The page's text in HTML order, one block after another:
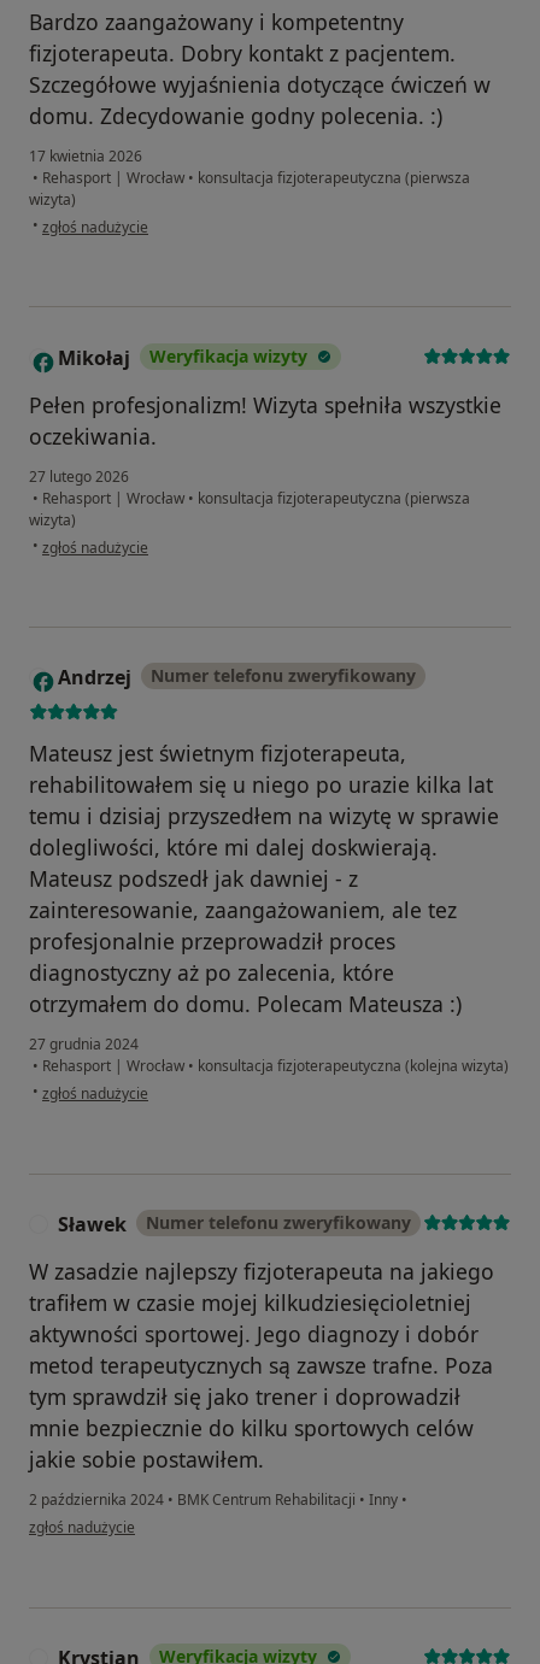
Bardzo zaangażowany i kompetentny
fizjoterapeuta. Dobry kontakt z pacjentem.
Szczegółowe wyjaśnienia dotyczące ćwiczeń w
domu. Zdecydowanie godny polecenia. :)
17 kwietnia 2026
• Rehasport | Wrocław • konsultacja fizjoterapeutyczna (pierwsza
wizyta)
• w opinii użytkownika Paulina
zgłoś nadużycie
M Mikołaj Weryfikacja wizyty
Pełen profesjonalizm! Wizyta spełniła wszystkie
oczekiwania.
27 lutego 2026
• Rehasport | Wrocław • konsultacja fizjoterapeutyczna (pierwsza
wizyta)
• w opinii użytkownika Mikołaj
zgłoś nadużycie
A Andrzej Numer telefonu zweryfikowany
Mateusz jest świetnym fizjoterapeuta,
rehabilitowałem się u niego po urazie kilka lat
temu i dzisiaj przyszedłem na wizytę w sprawie
dolegliwości, które mi dalej doskwierają.
Mateusz podszedł jak dawniej - z
zainteresowanie, zaangażowaniem, ale tez
profesjonalnie przeprowadził proces
diagnostyczny aż po zalecenia, które
otrzymałem do domu. Polecam Mateusza :)
27 grudnia 2024
• Rehasport | Wrocław • konsultacja fizjoterapeutyczna (kolejna wizyta)
• w opinii użytkownika Andrzej
zgłoś nadużycie
Sławek Numer telefonu zweryfikowany
W zasadzie najlepszy fizjoterapeuta na jakiego
trafiłem w czasie mojej kilkudziesięcioletniej
aktywności sportowej. Jego diagnozy i dobór
metod terapeutycznych są zawsze trafne. Poza
tym sprawdził się jako trener i doprowadził
mnie bezpiecznie do kilku sportowych celów
jakie sobie postawiłem.
2 października 2024 • BMK Centrum Rehabilitacji • Inny •
w opinii użytkownika Sławek
zgłoś nadużycie
Krystian Weryfikacja wizyty